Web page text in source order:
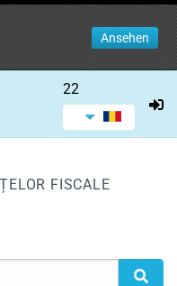
Ansehen
22
FISCALE